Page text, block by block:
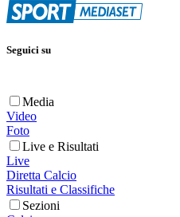
Seguici su
Media
Video
Foto
Live e Risultati
Live
Diretta Calcio
Risultati e Classifiche
Sezioni